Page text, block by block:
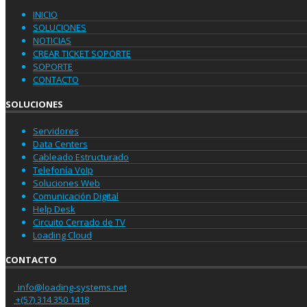
INICIO
SOLUCIONES
NOTICIAS
CREAR TICKET SOPORTE
SOPORTE
CONTACTO
SOLUCIONES
Servidores
Data Centers
Cableado Estructurado
Telefonía VoIp
Soluciones Web
Comunicación Digital
Help Desk
Circuito Cerrado de TV
Loading Cloud
CONTACTO
info@loading-systems.net
+(57) 314 350 1418